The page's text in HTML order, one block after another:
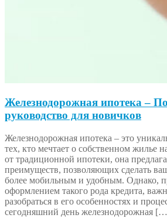
Железнодорожная ипотека –
руководство для новичков
Железнодорожная ипотека – это
тех, кто мечтает о собственном жилье
от традиционной ипотеки, она
преимуществ, позволяющих сделать
более мобильным и удобным. Однако,
оформлением такого рода кредита,
разобраться в его особенностях и
сегодняшний день железнодорожная